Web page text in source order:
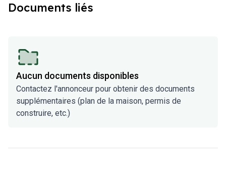
Documents liés
Aucun documents disponibles
Contactez l'annonceur pour obtenir des documents
supplémentaires (plan de la maison, permis de
construire, etc.)